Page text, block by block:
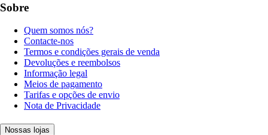
Sobre
Quem somos nós?
Contacte-nos
Termos e condições gerais de venda
Devoluções e reembolsos
Informação legal
Meios de pagamento
Tarifas e opções de envio
Nota de Privacidade
Nossas lojas